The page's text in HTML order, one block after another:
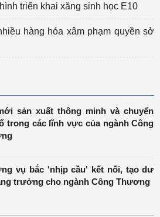
triển khai xăng sinh học E10
hàng hóa xâm phạm quyền sở
sản xuất thông minh và chuyển
trong các lĩnh vực của ngành Công
vụ bắc 'nhịp cầu' kết nối, tạo dư
trưởng cho ngành Công Thương